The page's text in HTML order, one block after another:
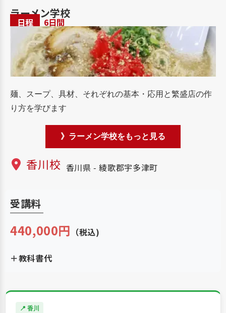
ラーメン学校
日程 6日間
麺、スープ、具材、それぞれの基本・応用と繁盛店の作
り方を学びます
》ラーメン学校をもっと見る
香川校 香川県 - 綾歌郡宇多津町
受講料
440,000円 （税込)
＋教科書代
📍 香川